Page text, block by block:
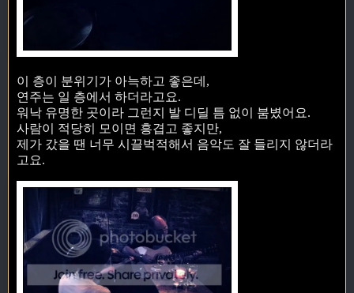
이 층이 분위기가 아늑하고 좋은데,
연주는 일 층에서 하더라고요.
워낙 유명한 곳이라 그런지 발 디딜 틈 없이 붐볐어요.
사람이 적당히 모이면 흥겹고 좋지만,
제가 갔을 땐 너무 시끌벅적해서 음악도 잘 들리지 않더라
고요.